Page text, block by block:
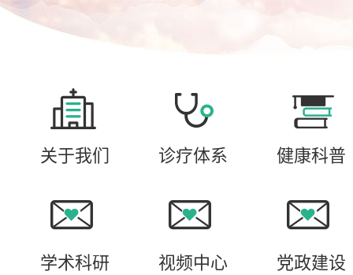
关于我们 诊疗体系 健康科普
学术科研 视频中心 党政建设